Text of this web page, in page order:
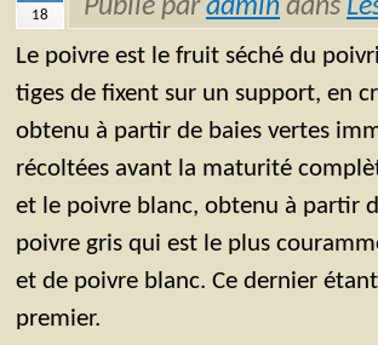
18 Publié paradmin dans
Le poivre est le fruit séché du
tiges de fixent sur un support, en
obtenu à partir de baies vertes
récoltées avant la maturité
et le poivre blanc, obtenu à partir
poivre gris qui est le plus
et de poivre blanc. Ce dernier
premier.